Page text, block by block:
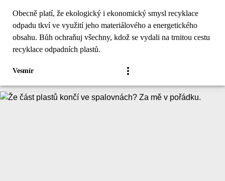
Obecně platí, že ekologický i ekonomický smysl recyklace
odpadu tkví ve využití jeho materiálového a energetického
obsahu. Bůh ochraňuj všechny, kdož se vydali na trnitou cestu
recyklace odpadních plastů.
Vesmír